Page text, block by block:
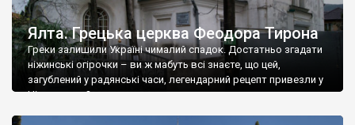
Ялта. Грецька церква Феодора Тирона
Греки залишили Україні чималий спадок. Достатньо згадати
ніжинські огірочки – ви ж мабуть всі знаєте, що цей,
загублений у радянські часи, легендарний рецепт привезли у
Ніжин греки?